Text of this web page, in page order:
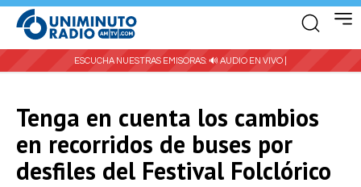
ESCUCHA NUESTRAS EMISORAS: 🔊 AUDIO EN VIVO |
Tenga en cuenta los cambios
en recorridos de buses por
desfiles del Festival Folclórico